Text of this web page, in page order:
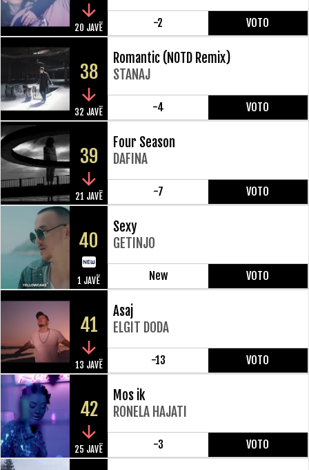
20 JAVË -2 VOTO
38
32 JAVË
Romantic (NOTD Remix)
STANAJ
-4 VOTO
39
21 JAVË
Four Season
DAFINA
-7 VOTO
40
1 JAVË
Sexy
GETINJO
New VOTO
41
13 JAVË
Asaj
ELGIT DODA
-13 VOTO
42
25 JAVË
Mos ik
RONELA HAJATI
-3 VOTO